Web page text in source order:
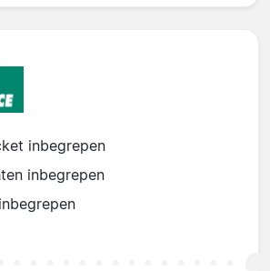
inbegrepen
inbegrepen